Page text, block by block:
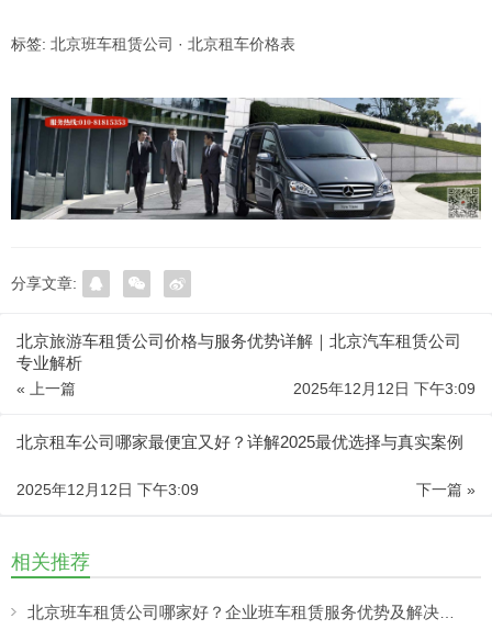
标签: 北京班车租赁公司 · 北京租车价格表
分享文章:
北京旅游车租赁公司价格与服务优势详解｜北京汽车租赁公司
专业解析
« 上一篇 2025年12月12日 下午3:09
北京租车公司哪家最便宜又好？详解2025最优选择与真实案例
下一篇 »
2025年12月12日 下午3:09
相关推荐